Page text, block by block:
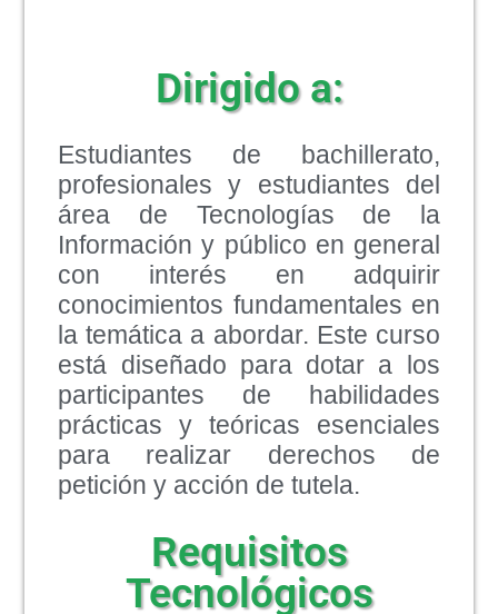
Dirigido a:
Estudiantes de bachillerato,
profesionales y estudiantes del
área de Tecnologías de la
Información y público en general
con interés en adquirir
conocimientos fundamentales en
la temática a abordar. Este curso
está diseñado para dotar a los
participantes de habilidades
prácticas y teóricas esenciales
para realizar derechos de
petición y acción de tutela.
Requisitos
Tecnológicos